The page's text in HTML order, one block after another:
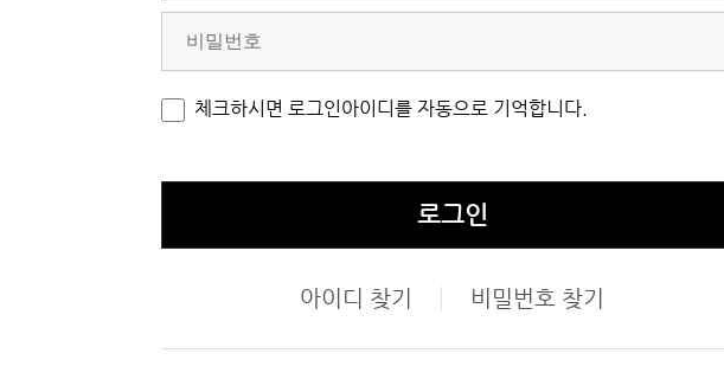
체크하시면 로그인아이디를 자동으로 기억합니다.
로그인
아이디 찾기 비밀번호 찾기